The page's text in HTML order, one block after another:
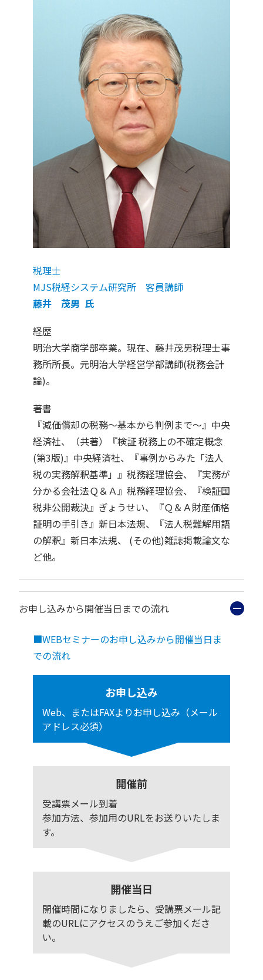
税理士
MJS税経システム研究所 客員講師
藤井 茂男 氏
経歴
明治大学商学部卒業。現在、藤井茂男税理士事
務所所長。元明治大学経営学部講師(税務会計
論)。
著書
『減価償却の税務～基本から判例まで～』中央
経済社、（共著）『検証 税務上の不確定概念
(第3版)』中央経済社、『事例からみた「法人
税の実務解釈基準」』税務経理協会、『実務が
分かる会社法Ｑ＆Ａ』税務経理協会、『検証国
税非公開裁決』ぎょうせい、『Ｑ＆Ａ財産価格
証明の手引き』新日本法規、『法人税難解用語
の解釈』新日本法規、 (その他)雑誌掲載論文な
ど他。
お申し込みから開催当日までの流れ
■WEBセミナーのお申し込みから開催当日ま
での流れ
お申し込み
Web、またはFAXよりお申し込み（メール
アドレス必須）
開催前
受講票メール到着
参加方法、参加用のURLをお送りいたしま
す。
開催当日
開催時間になりましたら、受講票メール記
載のURLにアクセスのうえご参加くださ
い。